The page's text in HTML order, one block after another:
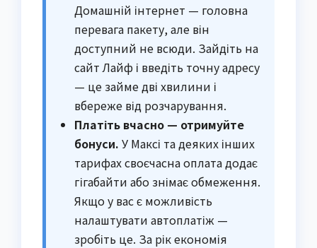
Домашній інтернет — головна
перевага пакету, але він
доступний не всюди. Зайдіть на
сайт Лайф і введіть точну адресу
— це займе дві хвилини і
вбереже від розчарування.
Платіть вчасно — отримуйте
бонуси. У Максі та деяких інших
тарифах своєчасна оплата додає
гігабайти або знімає обмеження.
Якщо у вас є можливість
налаштувати автоплатіж —
зробіть це. За рік економія